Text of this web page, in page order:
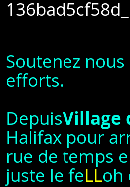
Soutenez
efforts.
DepuisVillage
Halifax pour
rue de temps
juste le feLLoh